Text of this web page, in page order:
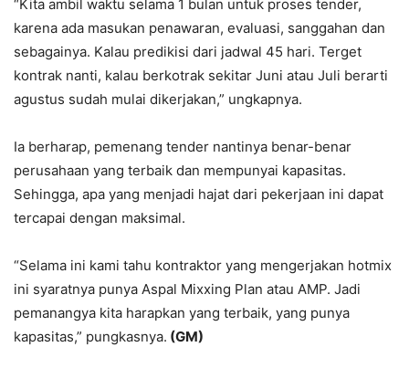
“Kita ambil waktu selama 1 bulan untuk proses tender,
karena ada masukan penawaran, evaluasi, sanggahan dan
sebagainya. Kalau predikisi dari jadwal 45 hari. Terget
kontrak nanti, kalau berkotrak sekitar Juni atau Juli berarti
agustus sudah mulai dikerjakan,” ungkapnya.
Ia berharap, pemenang tender nantinya benar-benar
perusahaan yang terbaik dan mempunyai kapasitas.
Sehingga, apa yang menjadi hajat dari pekerjaan ini dapat
tercapai dengan maksimal.
“Selama ini kami tahu kontraktor yang mengerjakan hotmix
ini syaratnya punya Aspal Mixxing Plan atau AMP. Jadi
pemanangya kita harapkan yang terbaik, yang punya
kapasitas,” pungkasnya. (GM)